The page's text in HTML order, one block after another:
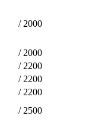
/ 2000
/ 2000
/ 2200
/ 2200
/ 2200
/ 2500